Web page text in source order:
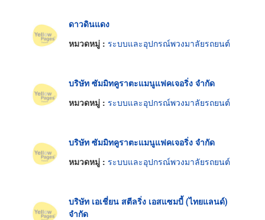
ดาวดินแดง
หมวดหมู่ : ระบบและอุปกรณ์พวงมาลัยรถยนต์
บริษัท ซัมมิทคูราตะแมนูแฟคเจอริ่ง จำกัด
หมวดหมู่ : ระบบและอุปกรณ์พวงมาลัยรถยนต์
บริษัท ซัมมิทคูราตะแมนูแฟคเจอริ่ง จำกัด
หมวดหมู่ : ระบบและอุปกรณ์พวงมาลัยรถยนต์
บริษัท เอเชี่ยน สตีลริ่ง เอสแซมบี้ (ไทยแลนด์)
จำกัด